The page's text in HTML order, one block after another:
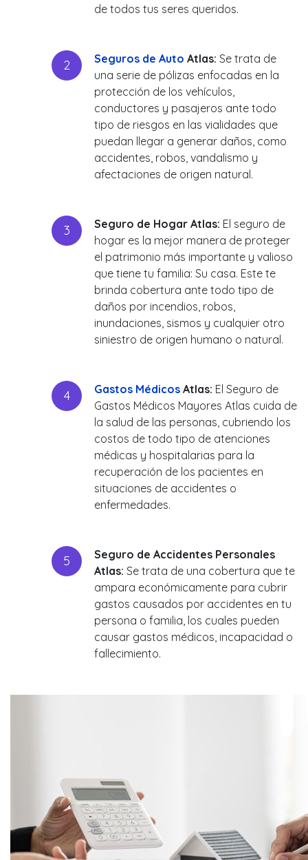
de todos tus seres queridos.
Seguros de Auto Atlas: Se trata de
una serie de pólizas enfocadas en la
protección de los vehículos,
conductores y pasajeros ante todo
tipo de riesgos en las vialidades que
puedan llegar a generar daños, como
accidentes, robos, vandalismo y
afectaciones de origen natural.
Seguro de Hogar Atlas: El seguro de
hogar es la mejor manera de proteger
el patrimonio más importante y valioso
que tiene tu familia: Su casa. Este te
brinda cobertura ante todo tipo de
daños por incendios, robos,
inundaciones, sismos y cualquier otro
siniestro de origen humano o natural.
Gastos Médicos Atlas: El Seguro de
Gastos Médicos Mayores Atlas cuida de
la salud de las personas, cubriendo los
costos de todo tipo de atenciones
médicas y hospitalarias para la
recuperación de los pacientes en
situaciones de accidentes o
enfermedades.
Seguro de Accidentes Personales
Atlas: Se trata de una cobertura que te
ampara económicamente para cubrir
gastos causados por accidentes en tu
persona o familia, los cuales pueden
causar gastos médicos, incapacidad o
fallecimiento.